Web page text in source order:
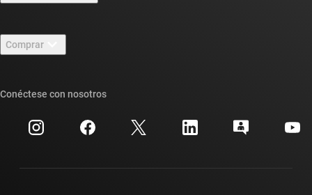
Carreras laborales
Sala de redacción
Eventos
Relaciones con los inversionistas
Foros de soporte de diseño de TI E2E™
Búsqueda de referencias cruzadas
Centro de atención al cliente
Comprar
Preguntas frecuentes sobre pedidos
Conéctese con nosotros